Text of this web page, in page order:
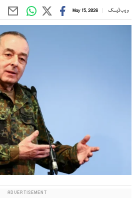
ویب ڈیسک May 15, 2026